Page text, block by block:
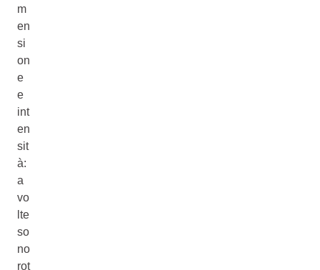
m
en
si
on
e
e
int
en
sit
à:
a
vo
lte
so
no
rot